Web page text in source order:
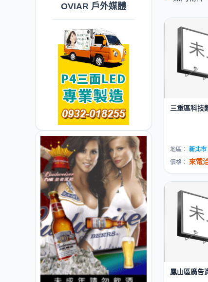
三重區科技
地區： 新北市
價格： 來電
鳳山區廣告